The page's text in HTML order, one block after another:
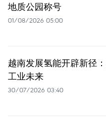
地质公园称号
01/08/2026 05:00
越南发展氢能开辟新径
工业未来
30/07/2026 03:40